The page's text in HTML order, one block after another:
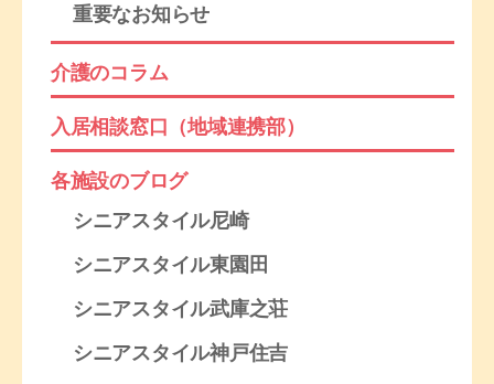
重要なお知らせ
介護のコラム
入居相談窓口（地域連携部）
各施設のブログ
シニアスタイル尼崎
シニアスタイル東園田
シニアスタイル武庫之荘
シニアスタイル神戸住吉